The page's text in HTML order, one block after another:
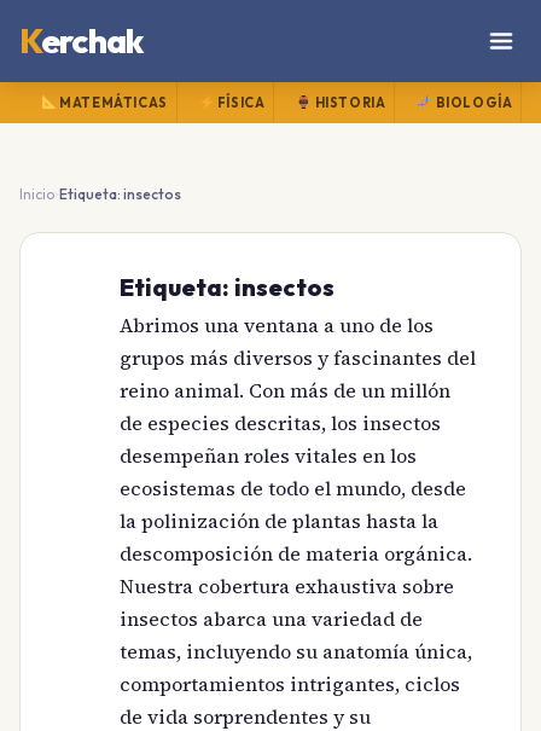
Kerchak
MATEMÁTICAS FÍSICA HISTORIA BIOLOGÍA
Inicio›Etiqueta: insectos
Etiqueta: insectos
Abrimos una ventana a uno de los
grupos más diversos y fascinantes del
reino animal. Con más de un millón
de especies descritas, los insectos
desempeñan roles vitales en los
ecosistemas de todo el mundo, desde
la polinización de plantas hasta la
descomposición de materia orgánica.
Nuestra cobertura exhaustiva sobre
insectos abarca una variedad de
temas, incluyendo su anatomía única,
comportamientos intrigantes, ciclos
de vida sorprendentes y su